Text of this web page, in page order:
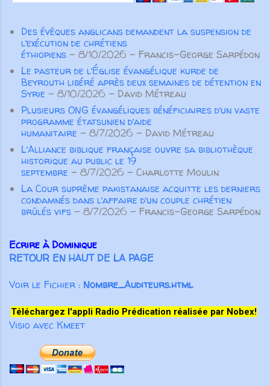
envisagerait de devenir
cinquante-six ans ? Maria
Fearing, bien sûr! Née esclave en
Alabama en 1838 [...] sa p...
Des évêques anglicans demandent la suspension de
l’exécution de chrétiens
éthiopiens - 8/10/2026 - Francis-George Sarpédon
Le pasteur de l’Église évangélique kurde de
Beyrouth libéré après deux semaines de détention en
Syrie - 8/10/2026 - David Métreau
Plusieurs ONG évangéliques bénéficiaires d’un vaste
programme étatsunien d’aide
humanitaire - 8/7/2026 - David Métreau
L’Alliance biblique française ouvre sa bibliothèque
historique au public le 19
septembre - 8/7/2026 - Charlotte Moulin
La Cour suprême pakistanaise acquitte les derniers
condamnés dans l’affaire d’un couple chrétien
brûlés vifs - 8/7/2026 - Francis-George Sarpédon
Ecrire à Dominique
RETOUR EN HAUT DE LA PAGE
Voir le Fichier : Nombre_Auditeurs.html
Téléchargez l'appli Radio Prédication réalisée par Nobex!
Visio avec Kmeet